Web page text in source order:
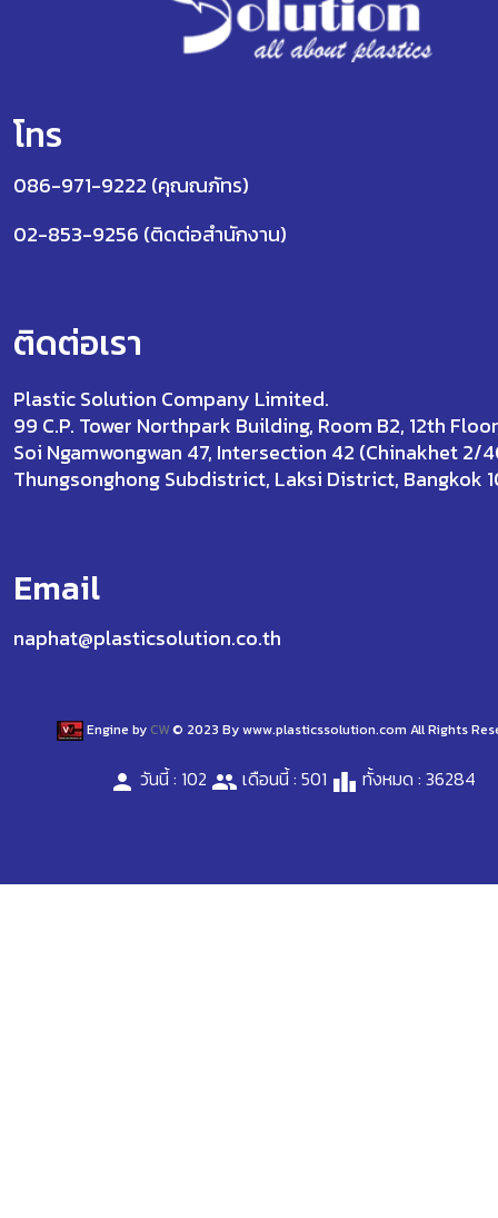
โทร
086-971-9222 (คุณณภัทร)
02-853-9256 (ติดต่อสำนักงาน)
ติดต่อเรา
Plastic Solution Company Limited.
99 C.P. Tower Northpark Building, Room B2, 12th
Soi Ngamwongwan 47, Intersection 42 (Chinakhet 2/
Thungsonghong Subdistrict, Laksi District, Bangkok
Email
naphat@plasticsolution.co.th
Engine by CW© 2023 By www.plasticssolution.com All Rights
person วันนี้ : 102 people เดือนนี้ : 501 leaderboard ทั้งหมด : 36284